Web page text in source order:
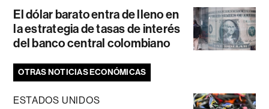
El dólar barato entra de lleno en
la estrategia de tasas de interés
del banco central colombiano
OTRAS NOTICIAS ECONÓMICAS
ESTADOS UNIDOS